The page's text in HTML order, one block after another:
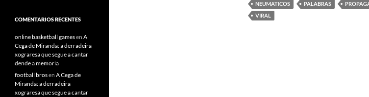
NEUMATICOS
PALABRAS
VIRAL
COMENTARIOS RECENTES
online basketball gamesen A
Cega de Miranda: a derradeira
xograresa que segue a cantar
dende a memoria
football brosen A Cega de
Miranda: a derradeira
xograresa que segue a cantar